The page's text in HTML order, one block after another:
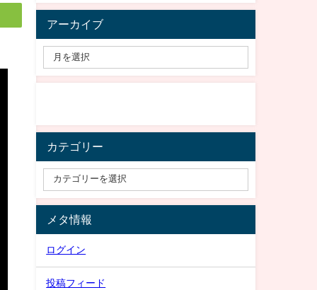
アーカイブ
カテゴリー
メタ情報
ログイン
投稿フィード